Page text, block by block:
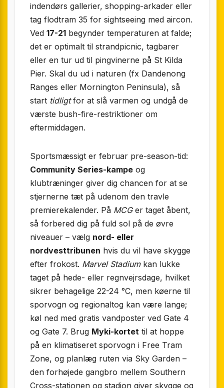
indendørs gallerier, shopping-arkader eller
tag flodtram 35 for sightseeing med aircon.
Ved 17-21 begynder temperaturen at falde;
det er optimalt til strandpicnic, tagbarer
eller en tur ud til pingvinerne på St Kilda
Pier. Skal du ud i naturen (fx Dandenong
Ranges eller Mornington Peninsula), så
start tidligtfor at slå varmen og undgå de
værste bush-fire-restriktioner om
eftermiddagen.
Sportsmæssigt er februar pre-season-tid:
Community Series-kampe og
klubtræninger giver dig chancen for at se
stjernerne tæt på udenom den travle
premierekalender. På MCGer taget åbent,
så forbered dig på fuld sol på de øvre
niveauer – vælg nord- eller
nordvesttribunen hvis du vil have skygge
efter frokost. Marvel Stadiumkan lukke
taget på hede- eller regnvejrsdage, hvilket
sikrer behagelige 22-24 °C, men køerne til
sporvogn og regionaltog kan være lange;
køl ned med gratis vandposter ved Gate 4
og Gate 7. Brug Myki-kortet til at hoppe
på en klimatiseret sporvogn i Free Tram
Zone, og planlæg ruten via Sky Garden –
den forhøjede gangbro mellem Southern
Cross-stationen og stadion giver skygge og